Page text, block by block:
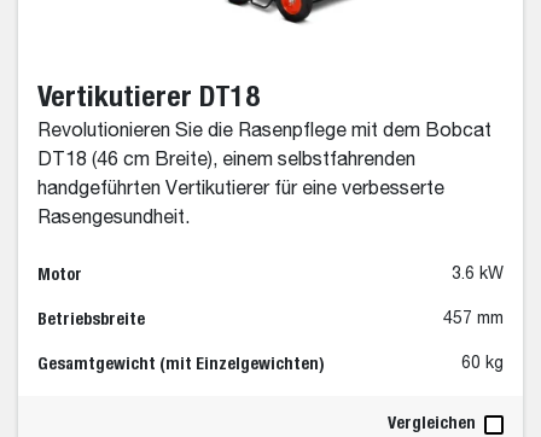
Vertikutierer DT18
Revolutionieren Sie die Rasenpflege mit dem Bobcat
DT18 (46 cm Breite), einem selbstfahrenden
handgeführten Vertikutierer für eine verbesserte
Rasengesundheit.
Motor 3.6 kW
Betriebsbreite 457 mm
Gesamtgewicht (mit Einzelgewichten) 60 kg
Vergleichen